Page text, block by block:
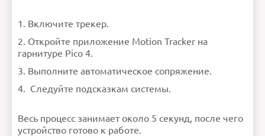
Включите трекер.
Откройте приложение Motion Tracker на
гарнитуре Pico 4.
Выполните автоматическое сопряжение.
Следуйте подсказкам системы.
Весь процесс занимает около 5 секунд, после чего
устройство готово к работе.